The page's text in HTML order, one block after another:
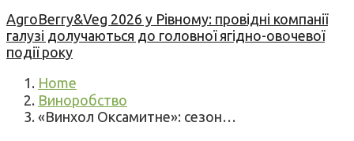
AgroBerry&Veg 2026 у Рівному: провідні компанії
галузі долучаються до головної ягідно-овочевої
події року
Home
Виноробство
«Винхол Оксамитне»: сезон…